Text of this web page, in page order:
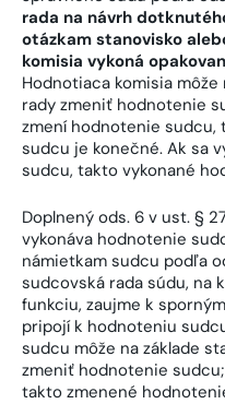
rada na návrh
otázkam stanovisko
komisia vykoná
Hodnotiaca komisia
rady zmeniť hodnotenie
zmení hodnotenie
sudcu je konečné. Ak sa
sudcu, takto vykonané
Doplnený ods. 6 v ust. §
vykonáva hodnotenie
námietkam sudcu podľa
sudcovská rada súdu, na
funkciu, zaujme k
pripojí k hodnoteniu
sudcu môže na základe
zmeniť hodnotenie
takto zmenené